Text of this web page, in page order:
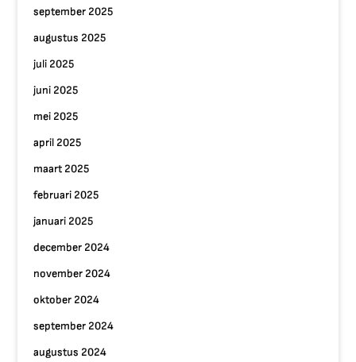
september 2025
augustus 2025
juli 2025
juni 2025
mei 2025
april 2025
maart 2025
februari 2025
januari 2025
december 2024
november 2024
oktober 2024
september 2024
augustus 2024